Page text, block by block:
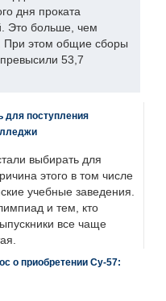
дня проката
Это больше, чем
При этом общие сборы
53,7
для поступления
выбирать для
этого в том числе
учебные заведения.
и тем, кто
все чаще
о приобретении Су-57: